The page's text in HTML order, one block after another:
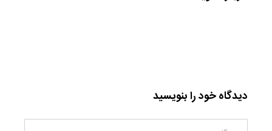
دیدگاه خود را بنویسید
دیدگاه